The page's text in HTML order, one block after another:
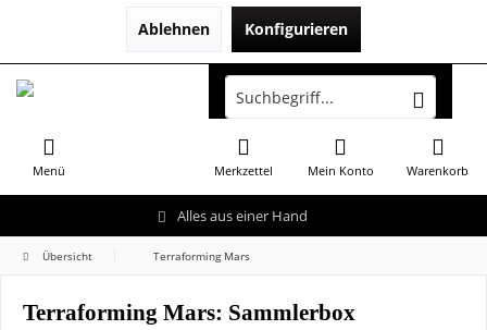
Ablehnen Konfigurieren
Alles aus einer Hand
Menü Warenkorb
Merkzettel Mein Konto
Übersicht Terraforming Mars
Terraforming Mars: Sammlerbox